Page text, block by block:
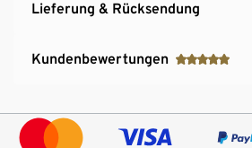
Lieferung & Rücksendung
Kundenbewertungen